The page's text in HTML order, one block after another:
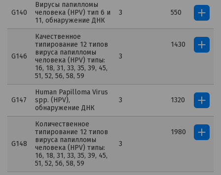
G140
Вирусы папилломы
человека (HPV) тип 6 и
11, обнаружение ДНК
3 550
G146
Качественное
типирование 12 типов
вируса папилломы
человека (HPV) типы:
16, 18, 31, 33, 35, 39, 45,
51, 52, 56, 58, 59
3
1430
G147
Human Papilloma Virus
spp. (HPV),
обнаружение ДНК
3 1320
G148
Количественное
типирование 12 типов
вируса папилломы
человека (HPV) типы:
16, 18, 31, 33, 35, 39, 45,
51, 52, 56, 58, 59
3
1980